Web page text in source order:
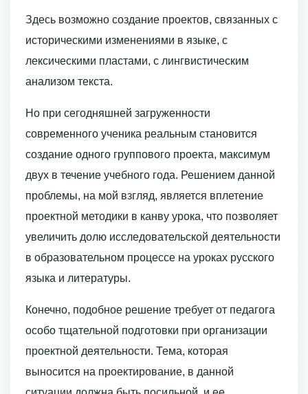
Здесь возможно создание проектов, связанных с
историческими изменениями в языке, с
лексическими пластами, с лингвистическим
анализом текста.
Но при сегодняшней загруженности
современного ученика реальным становится
создание одного группового проекта, максимум
двух в течение учебного года. Решением данной
проблемы, на мой взгляд, является вплетение
проектной методики в канву урока, что позволяет
увеличить долю исследовательской деятельности
в образовательном процессе на уроках русского
языка и литературы.
Конечно, подобное решение требует от педагога
особо тщательной подготовки при организации
проектной деятельности. Тема, которая
выносится на проектирование, в данной